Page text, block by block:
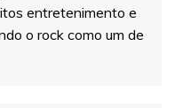
entretenimento e
o rock como um de